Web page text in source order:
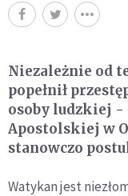
Niezależnie od
popełnił
osoby ludzkiej -
Apostolskiej w
stanowczo
Watykan jest